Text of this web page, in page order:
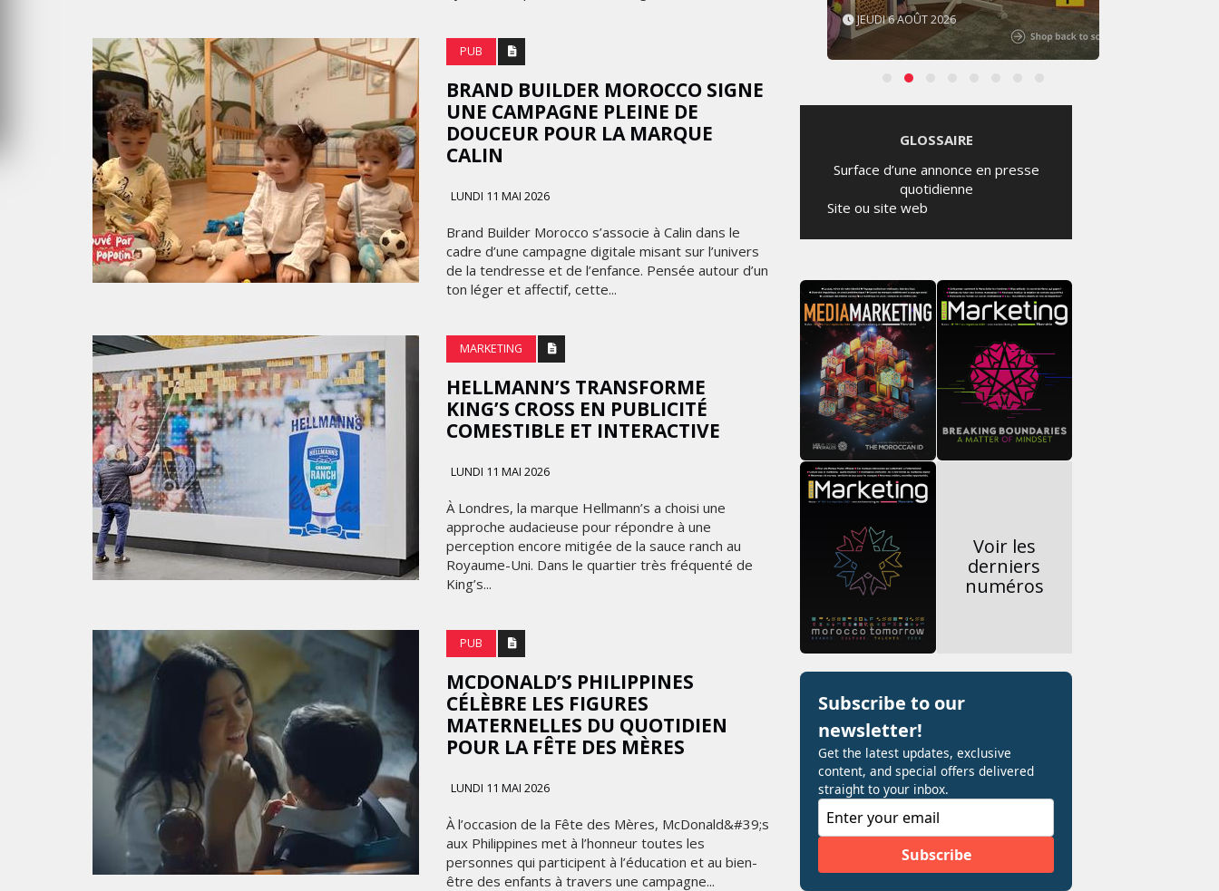
PUB
BRAND BUILDER MOROCCO SIGNE
UNE CAMPAGNE PLEINE DE
DOUCEUR POUR LA MARQUE
CALIN
LUNDI 11 MAI 2026
Brand Builder Morocco s’associe à Calin dans le
cadre d’une campagne digitale misant sur l’univers
de la tendresse et de l’enfance. Pensée autour d’un
ton léger et affectif, cette...
MARKETING
HELLMANN’S TRANSFORME
KING’S CROSS EN PUBLICITÉ
COMESTIBLE ET INTERACTIVE
LUNDI 11 MAI 2026
À Londres, la marque Hellmann’s a choisi une
approche audacieuse pour répondre à une
perception encore mitigée de la sauce ranch au
Royaume-Uni. Dans le quartier très fréquenté de
King’s...
PUB
MCDONALD’S PHILIPPINES
CÉLÈBRE LES FIGURES
MATERNELLES DU QUOTIDIEN
POUR LA FÊTE DES MÈRES
LUNDI 11 MAI 2026
À l’occasion de la Fête des Mères, McDonald&#39;s
aux Philippines met à l’honneur toutes les
personnes qui participent à l’éducation et au bien-
être des enfants à travers une campagne...
JEUDI 6 AOÛT 2026
GLOSSAIRE
Surface d’une annonce en presse
quotidienne
Site ou site web
Voir les
derniers
numéros